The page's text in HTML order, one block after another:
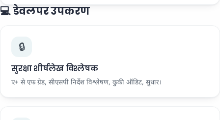
💻 डेवलपर उपकरण
🔒
सुरक्षा शीर्षलेख विश्लेषक
ए+ से एफ ग्रेड, सीएसपी निर्देश विश्लेषण, कुकी ऑडिट, सुधार।